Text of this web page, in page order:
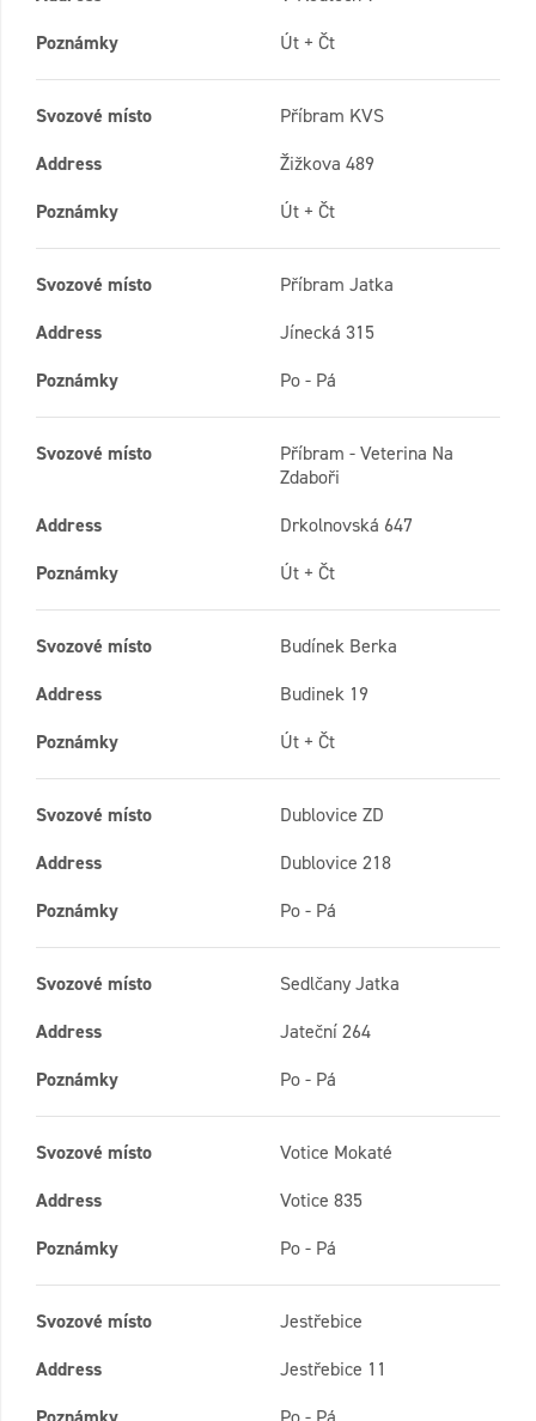
Poznámky
Út + Čt
Svozové místo
Příbram KVS
Address
Žižkova 489
Poznámky
Út + Čt
Svozové místo
Příbram Jatka
Address
Jínecká 315
Poznámky
Po - Pá
Svozové místo
Příbram - Veterina Na
Zdaboři
Address
Drkolnovská 647
Poznámky
Út + Čt
Svozové místo
Budínek Berka
Address
Budinek 19
Poznámky
Út + Čt
Svozové místo
Dublovice ZD
Address
Dublovice 218
Poznámky
Po - Pá
Svozové místo
Sedlčany Jatka
Address
Jateční 264
Poznámky
Po - Pá
Svozové místo
Votice Mokaté
Address
Votice 835
Poznámky
Po - Pá
Svozové místo
Jestřebice
Address
Jestřebice 11